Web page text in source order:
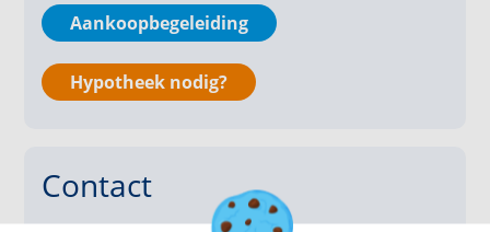
Begane grond
Een overdekte entree. Bij binnenkomst stap je de
ontvangsthal binnen, die toegang biedt tot het
gastentoilet, de meterkast en het woongedeelte.
Het ontwerp van de begane grond draait volledig om
de woonkeuken, versterkt door de lichtinval en het
Aankoopbegeleiding
Hypotheek nodig?
Contact